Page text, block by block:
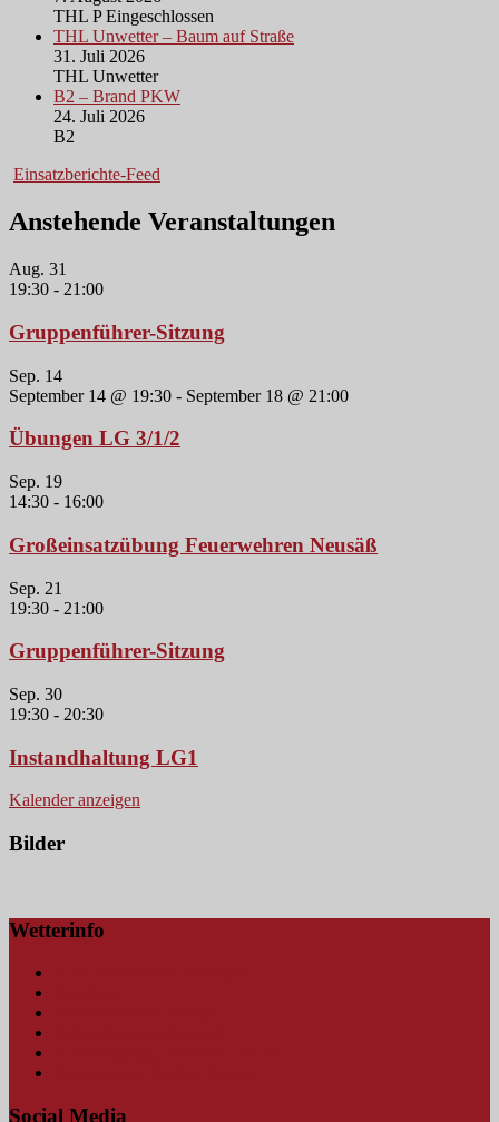
THL P Eingeschlossen
THL Unwetter – Baum auf Straße
31. Juli 2026
THL Unwetter
B2 – Brand PKW
24. Juli 2026
B2
Einsatzberichte-Feed
Anstehende Veranstaltungen
Aug. 31
19:30 - 21:00
Gruppenführer-Sitzung
Sep. 14
September 14 @ 19:30 - September 18 @ 21:00
Übungen LG 3/1/2
Sep. 19
14:30 - 16:00
Großeinsatzübung Feuerwehren Neusäß
Sep. 21
19:30 - 21:00
Gruppenführer-Sitzung
Sep. 30
19:30 - 20:30
Instandhaltung LG1
Kalender anzeigen
Bilder
Wetterinfo
Social Media